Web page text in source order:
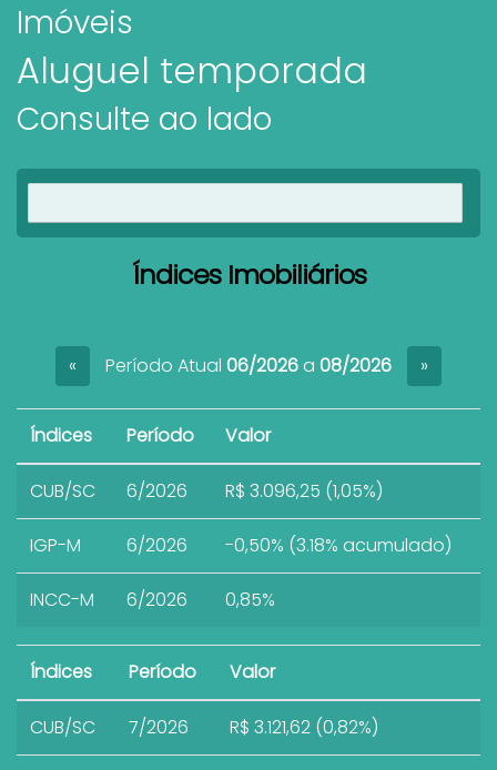
Imóveis
Aluguel temporada
Consulte ao lado
Índices Imobiliários
« Período Atual 06/2026a 08/2026 »
Índices Período Valor
CUB/SC 6/2026 R$ 3.096,25 (1,05%)
IGP-M 6/2026 -0,50% (3.18% acumulado)
INCC-M 6/2026 0,85%
Índices Período Valor
CUB/SC 7/2026 R$ 3.121,62 (0,82%)